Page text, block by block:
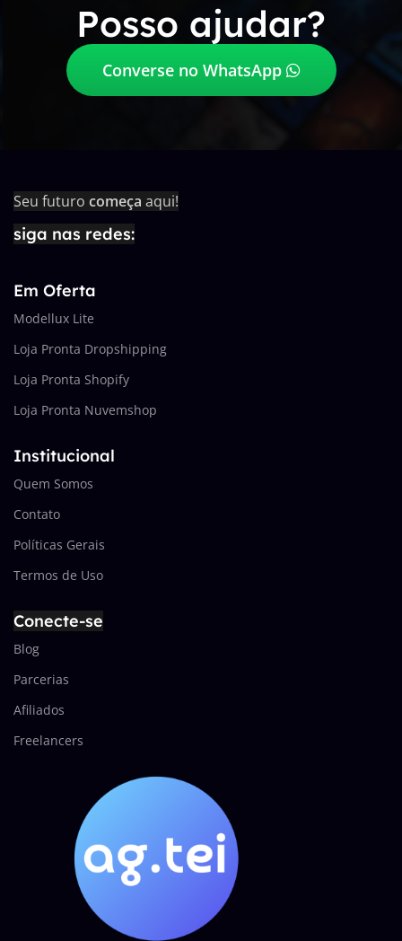
Posso ajudar?
Converse no WhatsApp
Seu futuro começa aqui!
siga nas redes:
Em Oferta
Modellux Lite
Loja Pronta Dropshipping
Loja Pronta Shopify
Loja Pronta Nuvemshop
Institucional
Quem Somos
Contato
Políticas Gerais
Termos de Uso
Conecte-se
Blog
Parcerias
Afiliados
Freelancers